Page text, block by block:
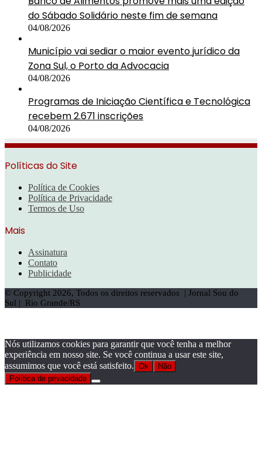
do Sábado Solidário neste fim de semana
04/08/2026
Município vai sediar o maior evento jurídico da
Zona Sul, o Porto da Advocacia
04/08/2026
Programas de Iniciação Científica e Tecnológica
recebem 2.671 inscrições
04/08/2026
Políticas do Site
Política de Cookies
Política de Privacidade
Termos de Uso
Mais
Assinatura
Contato
Publicidade
© Copyright 2026, Todos os direitos reservados | Jornal Sou do
Sul | Rio Grande/RS
ao
topo
Nós utilizamos cookies para garantir que você tenha a melhor
experiência em nosso site. Se você continua a usar este site,
assumimos que você está satisfeito. Ok
Não
Política de privacidade